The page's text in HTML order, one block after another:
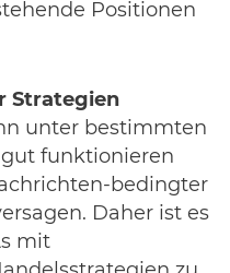
Positionen
Strategien
unter bestimmten
funktionieren
bedingter
Daher ist es
mit